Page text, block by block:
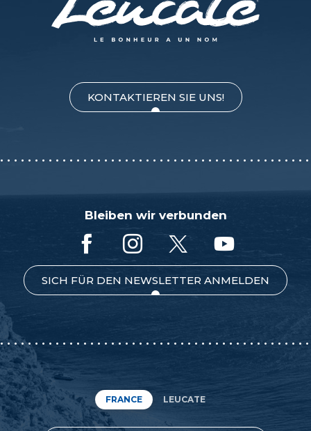
KONTAKTIEREN SIE UNS!
Bleiben wir verbunden
SICH FÜR DEN NEWSLETTER ANMELDEN
FRANCE LEUCATE